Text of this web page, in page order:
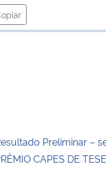
para área de
Preliminar –
CAPES DE